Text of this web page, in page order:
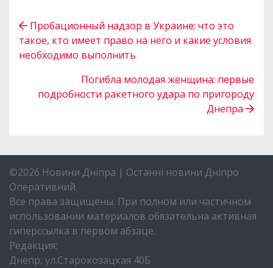
Пробационный надзор в Украине: что это
такое, кто имеет право на него и какие условия
необходимо выполнить
Погибла молодая женщина: первые
подробности ракетного удара по пригороду
Днепра
©2026 Новини Дніпра | Останні новини Дніпро
Оперативний
Все права защищены. При полном или частичном
использовании материалов обязательна активная
гиперссылка в первом абзаце.
Редакция:
Днепр, ул.Старокозацкая 40Б